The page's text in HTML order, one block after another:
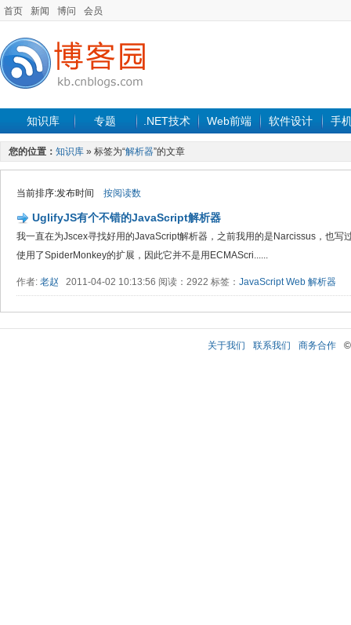
首页 新闻 博问 会员
知识库 专题 .NET技术 Web前端 软件设计 手
您的位置： 知识库 » 标签为“解析器”的文章
当前排序:发布时间 按阅读数
UglifyJS有个不错的JavaScript解析器
我一直在为Jscex寻找好用的JavaScript解析器，之前我用的是Narcissus，也写
使用了SpiderMonkey的扩展，因此它并不是用ECMAScri......
作者: 老赵 2011-04-02 10:13:56 阅读：2922 标签： JavaScript Web 解析器
关于我们 联系我们 商务合作